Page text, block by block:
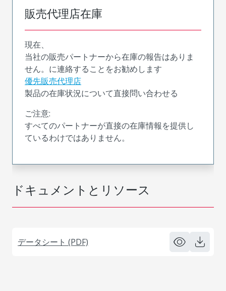
ドキュメントとリソース
データシート (PDF)
販売代理店在庫
現在、
当社の販売パートナーから在庫の報告はありま
せん。に連絡することをお勧めします
優先販売代理店
製品の在庫状況について直接問い合わせる
ご注意:
すべてのパートナーが直接の在庫情報を提供し
ているわけではありません。